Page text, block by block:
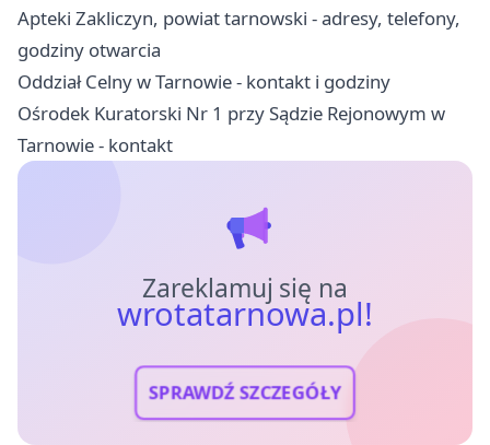
Apteki Zakliczyn, powiat tarnowski - adresy, telefony,
godziny otwarcia
Oddział Celny w Tarnowie - kontakt i godziny
Ośrodek Kuratorski Nr 1 przy Sądzie Rejonowym w
Tarnowie - kontakt
Zareklamuj się na
wrotatarnowa.pl!
SPRAWDŹ SZCZEGÓŁY